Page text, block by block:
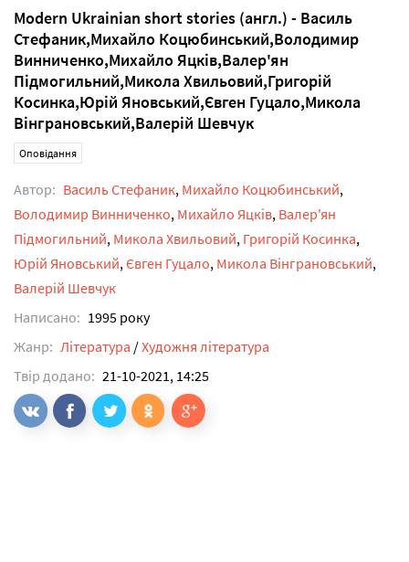
Modern Ukrainian short stories (англ.) - Василь
Стефаник,Михайло Коцюбинський,Володимир
Винниченко,Михайло Яцків,Валер'ян
Підмогильний,Микола Хвильовий,Григорій
Косинка,Юрій Яновський,Євген Гуцало,Микола
Вінграновський,Валерій Шевчук
Оповідання
Автор: Василь Стефаник, Михайло Коцюбинський,
Володимир Винниченко, Михайло Яцків, Валер'ян
Підмогильний, Микола Хвильовий, Григорій Косинка,
Юрій Яновський, Євген Гуцало, Микола Вінграновський,
Валерій Шевчук
Написано: 1995 року
Жанр: Література /Художня література
Твір додано: 21-10-2021, 14:25